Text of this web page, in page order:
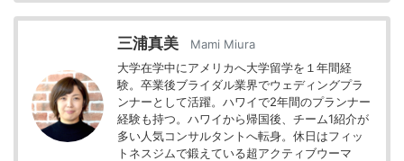
三浦真美 Mami Miura
大学在学中にアメリカへ大学留学を１年間経
験。卒業後ブライダル業界でウェディングプラ
ンナーとして活躍。ハワイで2年間のプランナー
経験も持つ。ハワイから帰国後、チーム1紹介が
多い人気コンサルタントへ転身。休日はフィッ
トネスジムで鍛えている超アクティブウーマ